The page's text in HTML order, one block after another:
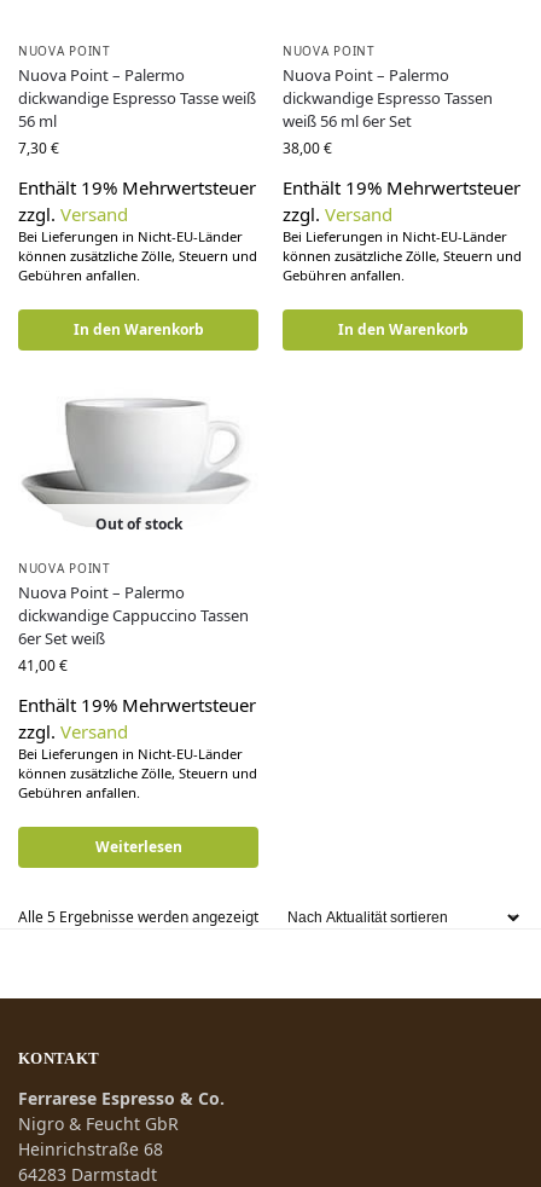
NUOVA POINT
Nuova Point – Palermo
dickwandige Espresso Tasse weiß
56 ml
7,30€
Enthält 19% Mehrwertsteuer
zzgl. Versand
Bei Lieferungen in Nicht-EU-Länder
können zusätzliche Zölle, Steuern und
Gebühren anfallen.
In den Warenkorb
NUOVA POINT
Nuova Point – Palermo
dickwandige Espresso Tassen
weiß 56 ml 6er Set
38,00€
Enthält 19% Mehrwertsteuer
zzgl. Versand
Bei Lieferungen in Nicht-EU-Länder
können zusätzliche Zölle, Steuern und
Gebühren anfallen.
In den Warenkorb
Out of stock
NUOVA POINT
Nuova Point – Palermo
dickwandige Cappuccino Tassen
6er Set weiß
41,00€
Enthält 19% Mehrwertsteuer
zzgl. Versand
Bei Lieferungen in Nicht-EU-Länder
können zusätzliche Zölle, Steuern und
Gebühren anfallen.
Weiterlesen
Alle 5 Ergebnisse werden angezeigt
KONTAKT
Ferrarese Espresso & Co.
Nigro & Feucht GbR
Heinrichstraße 68
64283 Darmstadt